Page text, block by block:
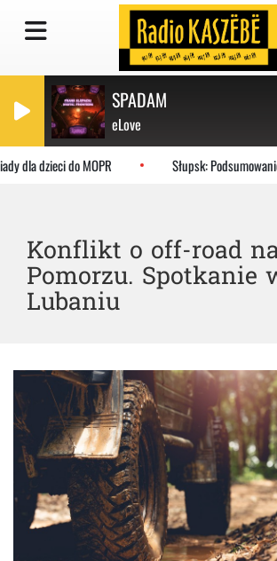
SPADAM
eLove
dla dzieci do MOPR Słupsk:
Konflikt o off-road
Pomorzu. Spotkanie
Lubaniu